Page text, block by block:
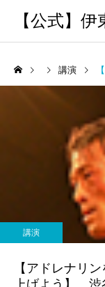
【公式】
トレ
出張
パーソナルト
ング
キックボク
痩せますか
で答えます
講演
講演
【アドレナリ
上げよう】 渋